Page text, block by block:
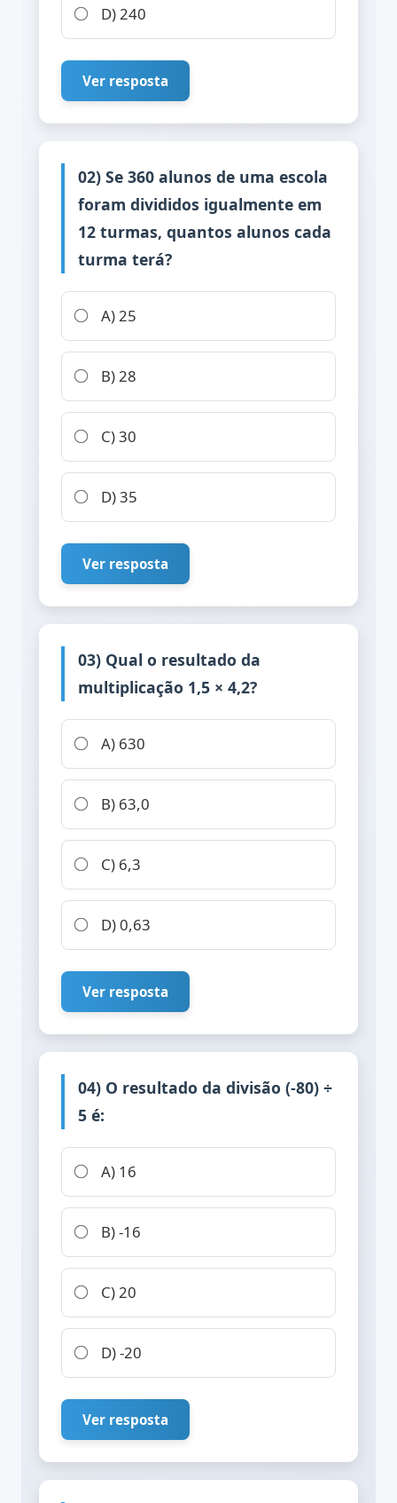
D) 240
Ver resposta
02) Se 360 alunos de uma escola
foram divididos igualmente em
12 turmas, quantos alunos cada
turma terá?
A) 25
B) 28
C) 30
D) 35
Ver resposta
03) Qual o resultado da
multiplicação 1,5 × 4,2?
A) 630
B) 63,0
C) 6,3
D) 0,63
Ver resposta
04) O resultado da divisão (-80) ÷
5 é:
A) 16
B) -16
C) 20
D) -20
Ver resposta